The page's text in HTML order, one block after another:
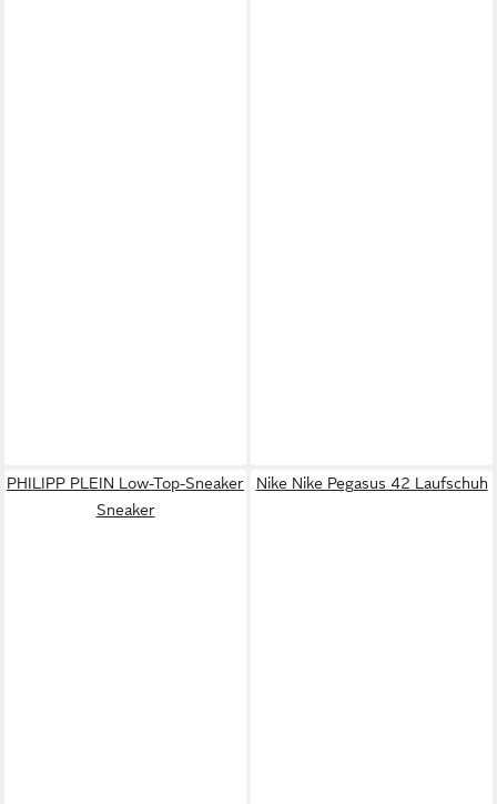
PHILIPP PLEIN Low-Top-Sneaker
Sneaker
Nike Nike Pegasus 42 Laufschuh